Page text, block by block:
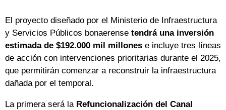
El proyecto diseñado por el Ministerio de Infraestructura
y Servicios Públicos bonaerense tendrá una inversión
estimada de $192.000 mil millones e incluye tres líneas
de acción con intervenciones prioritarias durante el 2025,
que permitirán comenzar a reconstruir la infraestructura
dañada por el temporal.
La primera será laRefuncionalización del Canal